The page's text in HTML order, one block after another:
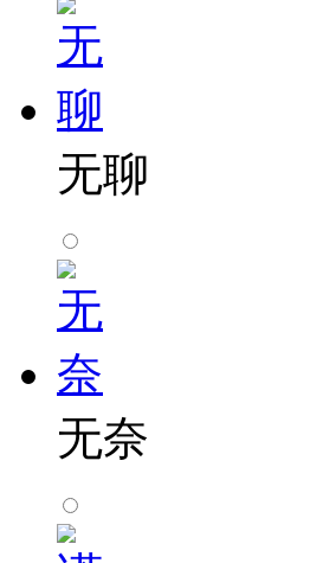
无聊
无奈